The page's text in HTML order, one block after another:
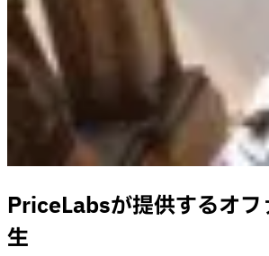
PriceLabsが提供するオフ
生